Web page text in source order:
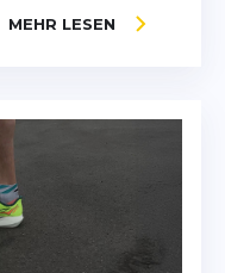
MEHR LESEN